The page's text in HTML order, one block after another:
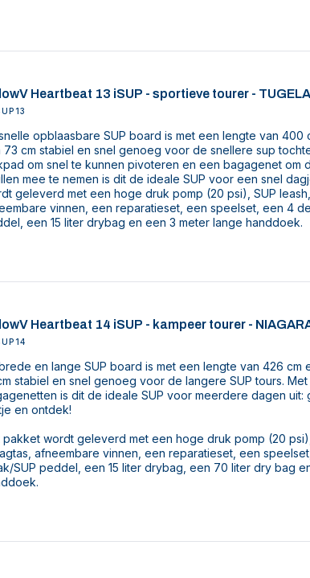
Heartbeat 13 iSUP - sportieve tourer - TUGELA
opblaasbare SUP board is met een lengte van 400
73 cm stabiel en snel genoeg voor de snellere sup
om snel te kunnen pivoteren en een bagagenet om
mee te nemen is dit de ideale SUP voor een snel
geleverd met een hoge druk pomp (20 psi), SUP
vinnen, een reparatieset, een speelset, een 4
een 15 liter drybag en een 3 meter lange handdoek.
Heartbeat 14 iSUP - kampeer tourer -
en lange SUP board is met een lengte van 426 cm
stabiel en snel genoeg voor de langere SUP tours.
is dit de ideale SUP voor meerdere dagen uit:
en ontdek!
pakket wordt geleverd met een hoge druk pomp (20
afneembare vinnen, een reparatieset, een
SUP peddel, een 15 liter drybag, een 70 liter dry bag